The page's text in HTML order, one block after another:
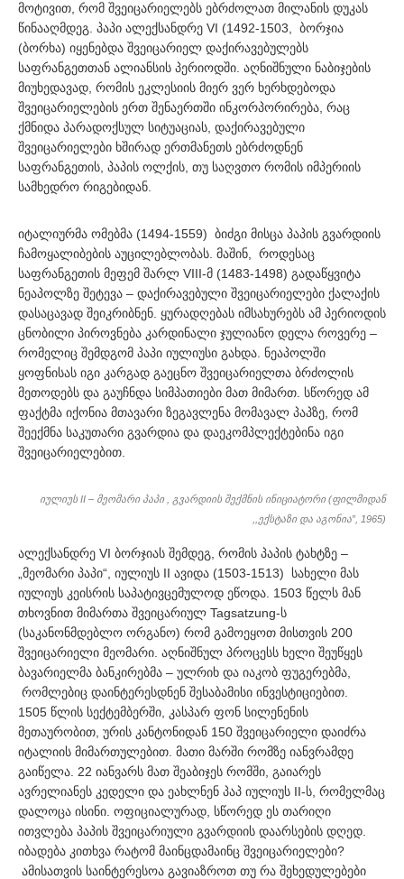
მოტივით, რომ შვეიცარიელებს ებრძოლათ მილანის დუკას
წინააღმდეგ. პაპი ალექსანდრე VI (1492-1503, ბორჯია
(ბორხა) იყენებდა შვეიცარიელ დაქირავებულებს
საფრანგეთთან ალიანსის პერიოდში. აღნიშნული ნაბიჯების
მიუხედავად, რომის ეკლესიის მიერ ვერ ხერხდებოდა
შვეიცარიელების ერთ შენაერთში ინკორპორირება, რაც
ქმნიდა პარადოქსულ სიტუაციას, დაქირავებული
შვეიცარიელები ხშირად ერთმანეთს ებრძოდნენ
საფრანგეთის, პაპის ოლქის, თუ საღვთო რომის იმპერიის
სამხედრო რიგებიდან.
იტალიურმა ომებმა (1494-1559) ბიძგი მისცა პაპის გვარდიის
ჩამოყალიბების აუცილებლობას. მაშინ, როდესაც
საფრანგეთის მეფემ შარლ VIII-მ (1483-1498) გადაწყვიტა
ნეაპოლზე შეტევა – დაქირავებული შვეიცარიელები ქალაქის
დასაცავად შეიკრიბნენ. ყურადღებას იმსახურებს ამ პერიოდის
ცნობილი პიროვნება კარდინალი ჯულიანო დელა როვერე –
რომელიც შემდგომ პაპი იულიუსი გახდა. ნეაპოლში
ყოფნისას იგი კარგად გაეცნო შვეიცარიელთა ბრძოლის
მეთოდებს და გაუჩნდა სიმპათიები მათ მიმართ. სწორედ ამ
ფაქტმა იქონია მთავარი ზეგავლენა მომავალ პაპზე, რომ
შეექმნა საკუთარი გვარდია და დაეკომპლექტებინა იგი
შვეიცარიელებით.
იულიუს II – მეომარი პაპი , გვარდიის შექმნის ინიციატორი (ფილმიდან
,,ექსტაზი და აგონია”, 1965)
ალექსანდრე VI ბორჯიას შემდეგ, რომის პაპის ტახტზე –
„მეომარი პაპი“, იულიუს II ავიდა (1503-1513) სახელი მას
იულიუს კეისრის საპატივცემულოდ ეწოდა. 1503 წელს მან
თხოვნით მიმართა შვეიცარიულ Tagsatzung-ს
(საკანონმდებლო ორგანო) რომ გამოეყოთ მისთვის 200
შვეიცარიელი მეომარი. აღნიშნულ პროცესს ხელი შეუწყეს
ბავარიელმა ბანკირებმა – ულრიხ და იაკობ ფუგერებმა,
რომლებიც დაინტერესდნენ შესაბამისი ინვესტიციებით.
1505 წლის სექტემბერში, კასპარ ფონ სილენენის
მეთაურობით, ურის კანტონიდან 150 შვეიცარიელი დაიძრა
იტალიის მიმართულებით. მათი მარში რომზე იანვრამდე
გაიწელა. 22 იანვარს მათ შეაბიჯეს რომში, გაიარეს
ავრელიანეს კედელი და ეახლნენ პაპ იულიუს II-ს, რომელმაც
დალოცა ისინი. ოფიციალურად, სწორედ ეს თარიღი
ითვლება პაპის შვეიცარიული გვარდიის დაარსების დღედ.
იბადება კითხვა რატომ მაინცდამაინც შვეიცარიელები?
ამისათვის საინტერესოა გავიაზროთ თუ რა შეხედულებები